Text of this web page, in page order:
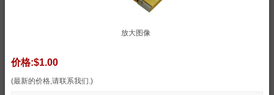
放大图像
价格:$1.00
(最新的价格,请联系我们.)